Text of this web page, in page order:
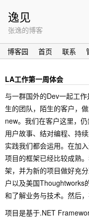
逸见
张逸的博客
博客园 首页 联系
LA工作第一周体会
与一群国外的Dev一起工
生的团队，陌生的客户，
new。我们在客户这里，
用户故事、结对编程、持
实践我们都会运用。在加
项目的框架已经比较成熟
架，并为新的项目做好充
户以及美国Thoughtworks
和了解业务与技术。然后
项目是基于.NET